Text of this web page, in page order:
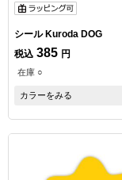
シール Kuroda DOG
税込 385 円
在庫 ○
カラーをみる